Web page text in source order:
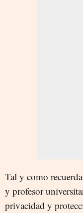
Tal y como
y profesor
privacidad y